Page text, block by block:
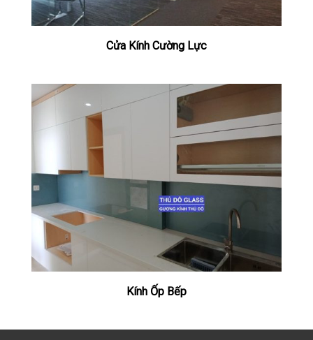
Cửa Kính Cường Lực
Kính Ốp Bếp